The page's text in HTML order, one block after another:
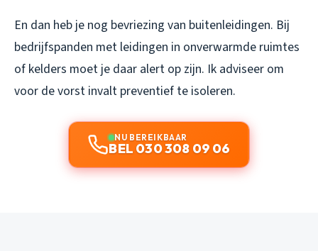
En dan heb je nog bevriezing van buitenleidingen. Bij
bedrijfspanden met leidingen in onverwarmde ruimtes
of kelders moet je daar alert op zijn. Ik adviseer om
voor de vorst invalt preventief te isoleren.
NU BEREIKBAAR
BEL 030 308 09 06